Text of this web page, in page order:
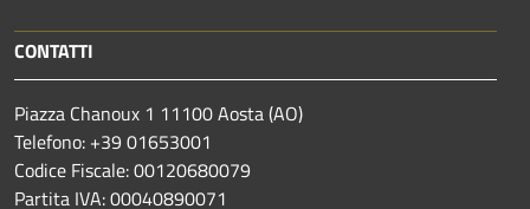
CONTATTI
Piazza Chanoux 1 11100 Aosta (AO)
Telefono: +39 01653001
Codice Fiscale: 00120680079
Partita IVA: 00040890071